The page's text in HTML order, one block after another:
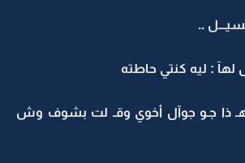
..
لهآ : ليه كنتي حاطته
هـ ذا جـو جوآل أخوي وقـ لت بشوف وش